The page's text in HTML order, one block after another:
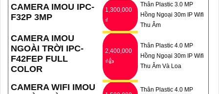
CAMERA IMOU IPC-
F32P 3MP
1,300,000
₫
Thân Plastic 3.0 MP
Hồng Ngoại 30m IP Wifi
Thu Âm
CAMERA IMOU
NGOÀI TRỜI IPC-
F42FEP FULL
COLOR
2,400,000
₫👍
Thân Plastic 4.0 MP
Hồng Ngoại 30m IP Wifi
Thu Âm Và Loa
CAMERA WIFI IMOU
Thân Plastic 4.0 MP